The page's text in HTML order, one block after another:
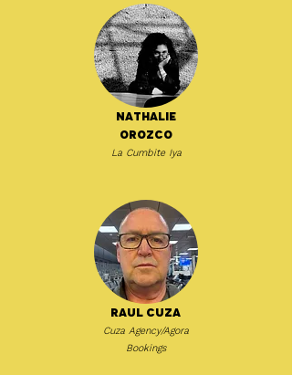
Nathalie
Orozco
La Cumbite Iya
Raul Cuza
Cuza Agency/Agora
Bookings